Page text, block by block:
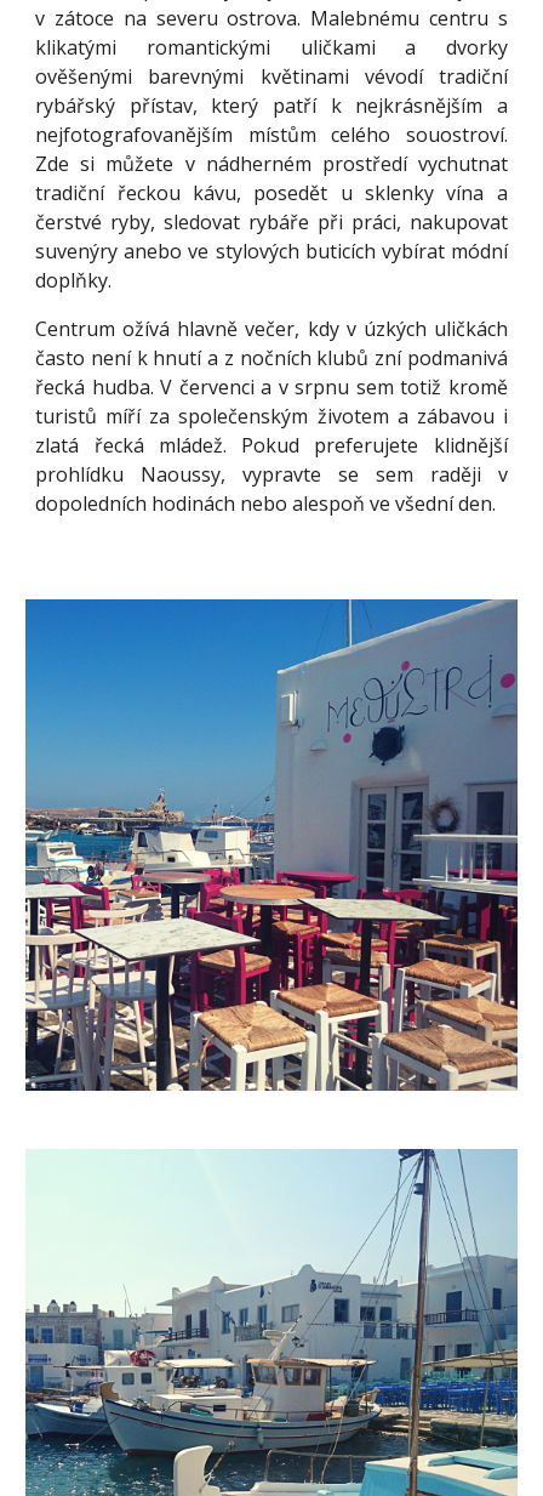
v zátoce na severu ostrova. Malebnému centru s
klikatými romantickými uličkami a dvorky
ověšenými barevnými květinami vévodí tradiční
rybářský přístav, který patří k nejkrásnějším a
nejfotografovanějším místům celého souostroví.
Zde si můžete v nádherném prostředí vychutnat
tradiční řeckou kávu, posedět u sklenky vína a
čerstvé ryby, sledovat rybáře při práci, nakupovat
suvenýry anebo ve stylových buticích vybírat módní
doplňky.
Centrum ožívá hlavně večer, kdy v úzkých uličkách
často není k hnutí a z nočních klubů zní podmanivá
řecká hudba. V červenci a v srpnu sem totiž kromě
turistů míří za společenským životem a zábavou i
zlatá řecká mládež. Pokud preferujete klidnější
prohlídku Naoussy, vypravte se sem raději v
dopoledních hodinách nebo alespoň ve všední den.